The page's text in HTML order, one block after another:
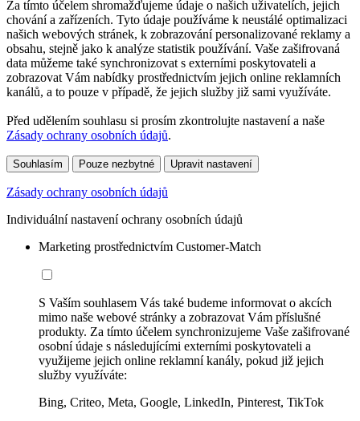
Za tímto účelem shromažďujeme údaje o našich uživatelích, jejich
chování a zařízeních. Tyto údaje používáme k neustálé optimalizaci
našich webových stránek, k zobrazování personalizované reklamy a
obsahu, stejně jako k analýze statistik používání. Vaše zašifrovaná
data můžeme také synchronizovat s externími poskytovateli a
zobrazovat Vám nabídky prostřednictvím jejich online reklamních
kanálů, a to pouze v případě, že jejich služby již sami využíváte.
Před udělením souhlasu si prosím zkontrolujte nastavení a naše
Zásady ochrany osobních údajů.
Souhlasím Pouze nezbytné Upravit nastavení
Zásady ochrany osobních údajů
Individuální nastavení ochrany osobních údajů
Marketing prostřednictvím Customer-Match
S Vaším souhlasem Vás také budeme informovat o akcích
mimo naše webové stránky a zobrazovat Vám příslušné
produkty. Za tímto účelem synchronizujeme Vaše zašifrované
osobní údaje s následujícími externími poskytovateli a
využijeme jejich online reklamní kanály, pokud již jejich
služby využíváte:
Bing, Criteo, Meta, Google, LinkedIn, Pinterest, TikTok